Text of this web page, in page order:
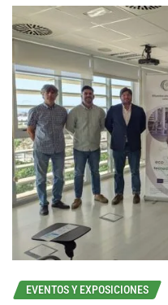
EVENTOS Y EXPOSICIONES